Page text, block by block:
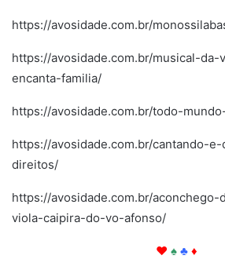
https://avosidade.com.br/
https://avosidade.com.br/musical-
encanta-familia/
https://avosidade.com.br/todo-
https://avosidade.com.br/cantando-
direitos/
https://avosidade.com.br/
viola-caipira-do-vo-afonso/
♥ ♠ ♣♦